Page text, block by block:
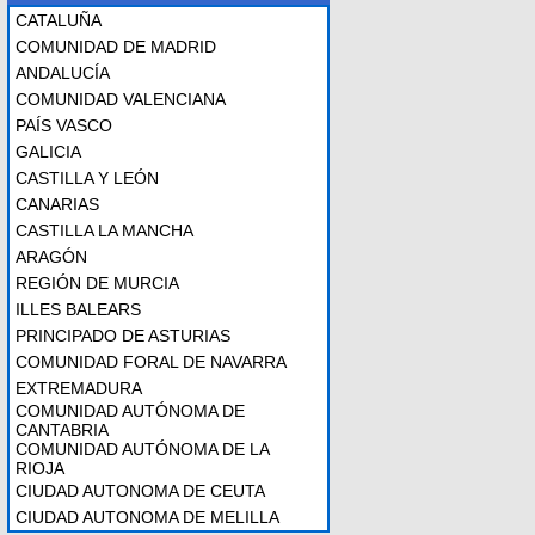
CATALUÑA
COMUNIDAD DE MADRID
ANDALUCÍA
COMUNIDAD VALENCIANA
PAÍS VASCO
GALICIA
CASTILLA Y LEÓN
CANARIAS
CASTILLA LA MANCHA
ARAGÓN
REGIÓN DE MURCIA
ILLES BALEARS
PRINCIPADO DE ASTURIAS
COMUNIDAD FORAL DE NAVARRA
EXTREMADURA
COMUNIDAD AUTÓNOMA DE
CANTABRIA
COMUNIDAD AUTÓNOMA DE LA
RIOJA
CIUDAD AUTONOMA DE CEUTA
CIUDAD AUTONOMA DE MELILLA